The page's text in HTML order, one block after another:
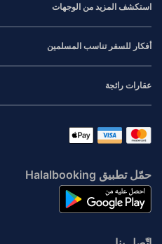
استكشف المزيد من الوجهات
أفكار للسفر تناسب المسلمين
عقارات رائجة
حمّل تطبيق Halalbooking